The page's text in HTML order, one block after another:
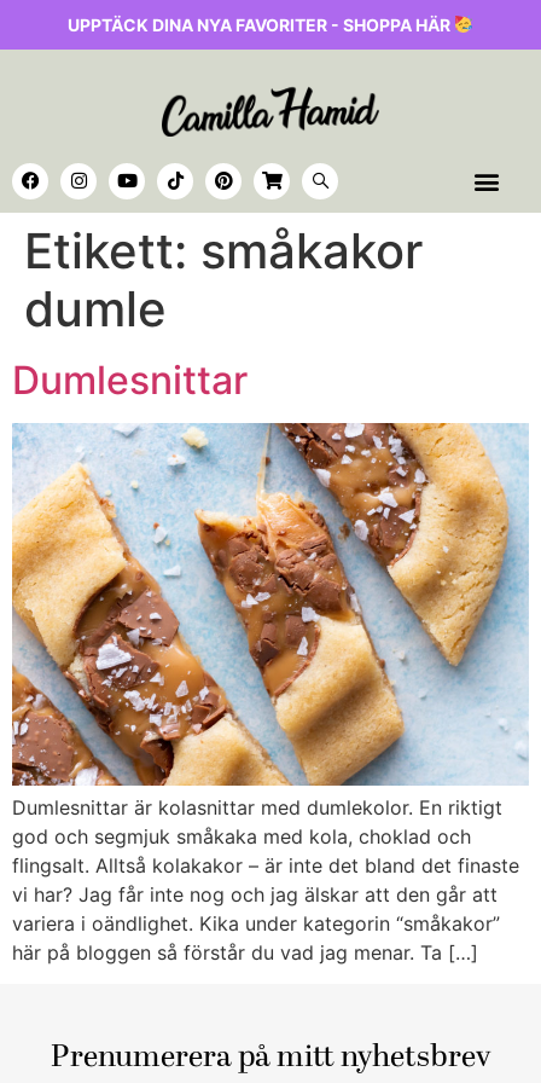
UPPTÄCK DINA NYA FAVORITER - SHOPPA HÄR
Etikett: småkakor
dumle
Dumlesnittar
Dumlesnittar är kolasnittar med dumlekolor. En riktigt
god och segmjuk småkaka med kola, choklad och
flingsalt. Alltså kolakakor – är inte det bland det finaste
vi har? Jag får inte nog och jag älskar att den går att
variera i oändlighet. Kika under kategorin “småkakor”
här på bloggen så förstår du vad jag menar. Ta […]
Prenumerera på mitt nyhetsbrev